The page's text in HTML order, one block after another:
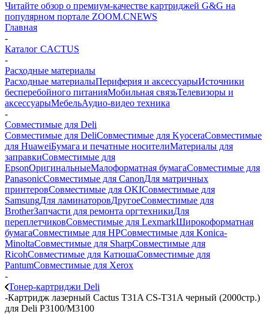
Читайте обзор о премиум-качестве картриджей G&G на
популярном портале ZOOM.CNEWS
Главная
-
Каталог CACTUS
-
Расходные материалы
Расходные материалыПериферия и аксессуарыИсточники
бесперебойного питанияМобильная связьТелевизоры и
аксессуарыМебельАудио-видео техника
-
Совместимые для Deli
Совместимые для DeliСовместимые для KyoceraСовместимые
для HuaweiБумага и печатные носителиМатериалы для
заправкиСовместимые для
EpsonОригинальныеМалоформатная бумагаСовместимые для
PanasonicСовместимые для CanonДля матричных
принтеровСовместимые для OKIСовместимые для
SamsungДля ламинаторовДругоеСовместимые для
BrotherЗапчасти для ремонта оргтехникиДля
переплетчиковСовместимые для LexmarkШирокоформатная
бумагаСовместимые для HPСовместимые для Konica-
MinoltaСовместимые для SharpСовместимые для
RicohСовместимые для КатюшаСовместимые для
PantumСовместимые для Xerox
-
Тонер-картриджи Deli
-Картридж лазерный Cactus T31A CS-T31A черный (2000стр.)
для Deli P3100/M3100